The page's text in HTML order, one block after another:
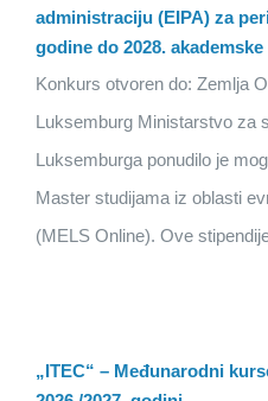
administraciju (EIPA) za
godine do 2028.
Konkurs otvoren do: Zemlja
Luksemburg Ministarstvo za
Luksemburga ponudilo je
Master studijama iz oblasti
(MELS Online). Ove
„ITEC“ – Međunarodni